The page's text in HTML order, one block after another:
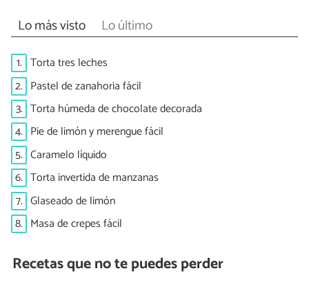
Lo más visto Lo último
1. Torta tres leches
2. Pastel de zanahoria fácil
3. Torta húmeda de chocolate decorada
4. Pie de limón y merengue fácil
5. Caramelo líquido
6. Torta invertida de manzanas
7. Glaseado de limón
8. Masa de crepes fácil
Recetas que no te puedes perder